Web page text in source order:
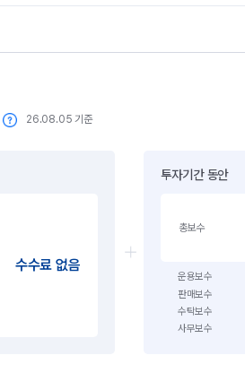
26.08.05 기준
수수료 없음
투자기간 동안
총보수
운용보수
판매보수
수탁보수
사무보수